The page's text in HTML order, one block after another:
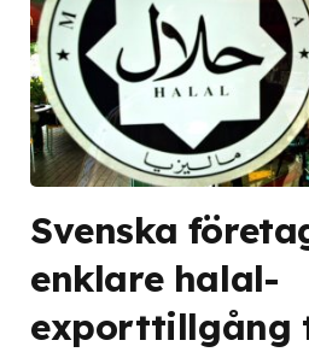
Svenska
enklare halal-
exporttillgång